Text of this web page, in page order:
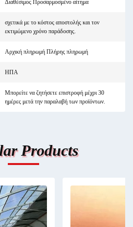
Διαθέσιμος Προσαρμοσμένο αίτημα
σχετικά με το κόστος αποστολής και τον
εκτιμώμενο χρόνο παράδοσης.
Αρχική πληρωμή Πλήρης πληρωμή
ΗΠΑ
Μπορείτε να ζητήσετε επιστροφή μέχρι 30
ημέρες μετά την παραλαβή των προϊόντων.
Products